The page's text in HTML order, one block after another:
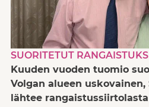
SUORITETUT
Kuuden vuoden tuomio
Volgan alueen uskovainen,
lähtee rangaistussiirtolasta